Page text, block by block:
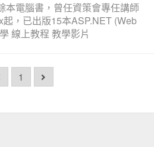
本電腦書，曾任資策會專任講師
，已出版15本ASP.NET (Web
線上教程 教學影片
1